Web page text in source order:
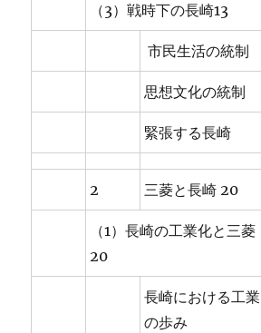
（3）戦時下の長崎13
市民生活の統制
思想文化の統制
緊張する長崎
2 三菱と長崎 20
（1）長崎の工業化と三菱
20
長崎における工業
の歩み